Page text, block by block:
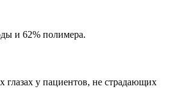
и 62% полимера.
у пациентов, не страдающих